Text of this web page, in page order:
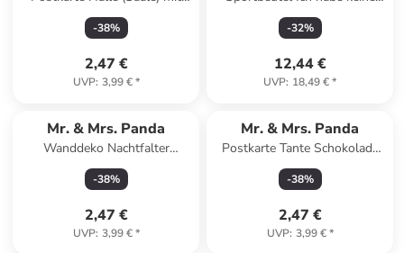
Spruch in Keine Angabe
-38%
2,47 €
UVP: 3,99 €*
Zeit.... mit Spruch in Creme
-32%
12,44 €
UVP: 18,49 €*
Mr. & Mrs. Panda
Wanddeko Nachtfalter
Schneemann mit Spruch in
Weiß
-38%
2,47 €
UVP: 3,99 €*
Mr. & Mrs. Panda
Postkarte Tante Schokolade
mit Spruch in Weiß
-38%
2,47 €
UVP: 3,99 €*